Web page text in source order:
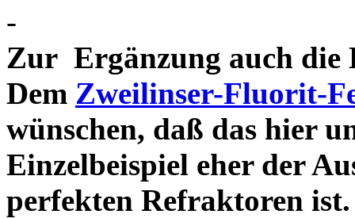
-
Zur Ergänzung auch die
Dem Zweilinser-Fluorit-
wünschen, daß das hier
Einzelbeispiel eher der
perfekten